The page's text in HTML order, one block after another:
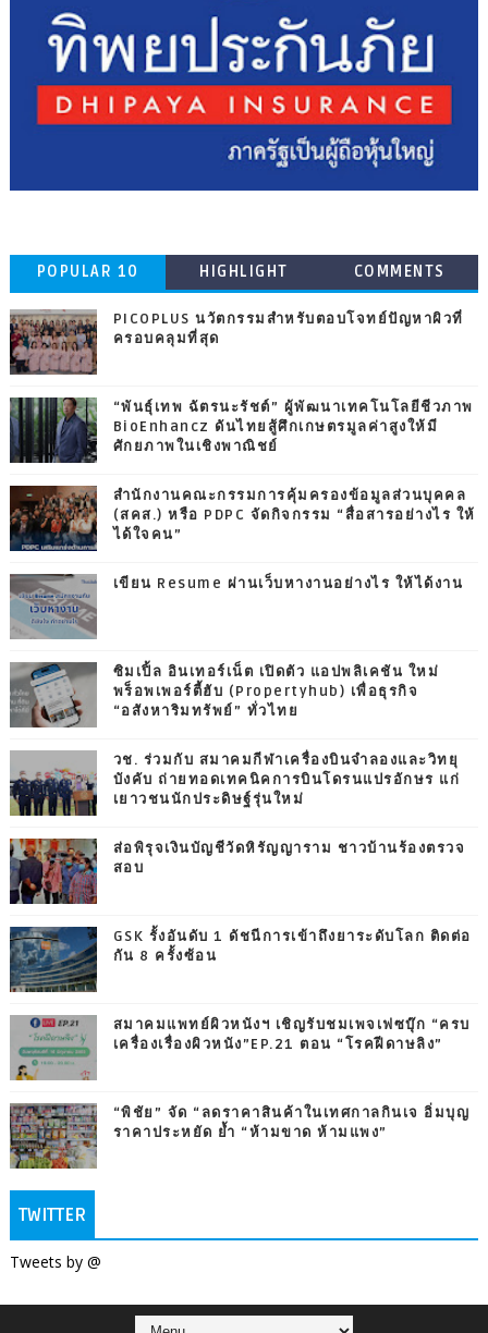
POPULAR 10 HIGHLIGHT COMMENTS
PICOPLUS นวัตกรรมสำหรับตอบโจทย์ปัญหาผิวที่
ครอบคลุมที่สุด
“พันธุ์เทพ ฉัตรนะรัชต์” ผู้พัฒนาเทคโนโลยีชีวภาพ
BioEnhancz ดันไทยสู้ศึกเกษตรมูลค่าสูงให้มี
ศักยภาพในเชิงพาณิชย์
สำนักงานคณะกรรมการคุ้มครองข้อมูลส่วนบุคคล
(สคส.) หรือ PDPC จัดกิจกรรม “สื่อสารอย่างไร ให้
ได้ใจคน”
เขียน Resume ผ่านเว็บหางานอย่างไร ให้ได้งาน
ซิมเปิ้ล อินเทอร์เน็ต เปิดตัว แอปพลิเคชัน ใหม่
พร็อพเพอร์ตี้ฮับ (Propertyhub) เพื่อธุรกิจ
“อสังหาริมทรัพย์” ทั่วไทย
วช. ร่วมกับ สมาคมกีฬาเครื่องบินจำลองและวิทยุ
บังคับ ถ่ายทอดเทคนิคการบินโดรนแปรอักษร แก่
เยาวชนนักประดิษฐ์รุ่นใหม่
ส่อพิรุจเงินบัญชีวัดหิรัญญาราม ชาวบ้านร้องตรวจ
สอบ
GSK รั้งอันดับ 1 ดัชนีการเข้าถึงยาระดับโลก ติดต่อ
กัน 8 ครั้งซ้อน
สมาคมแพทย์ผิวหนังฯ เชิญรับชมเพจเฟซบุ๊ก “ครบ
เครื่องเรื่องผิวหนัง”EP.21 ตอน “โรคฝีดาษลิง”
“พิชัย” จัด “ลดราคาสินค้าในเทศกาลกินเจ อิ่มบุญ
ราคาประหยัด ย้ำ “ห้ามขาด ห้ามแพง”
TWITTER
Tweets by @